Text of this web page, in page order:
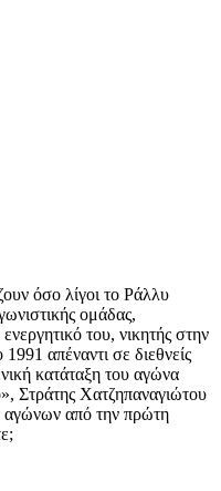
όσο λίγοι το Ράλλυ
ομάδας,
του, νικητής στην
απέναντι σε διεθνείς
κατάταξη του αγώνα
Στράτης Χατζηπαναγιώτου
αγώνων από την πρώτη